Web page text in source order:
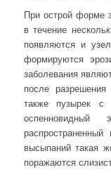
При острой форме
в течение
появляются и
формируются
заболевания
после
также пузырек с
высыпаний такая
поражаются